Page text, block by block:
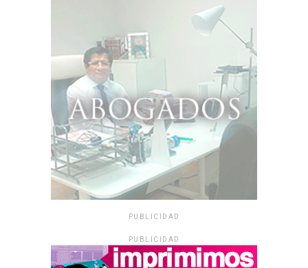
PUBLICIDAD
PUBLICIDAD